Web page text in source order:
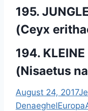
195.
(Ceyx
194.
(Nisaetus
August 24, 2017
DenaeghelEuropa